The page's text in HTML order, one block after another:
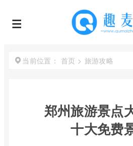
当前位置： 首页 > 旅游攻略
郑州旅游景点
十大免费